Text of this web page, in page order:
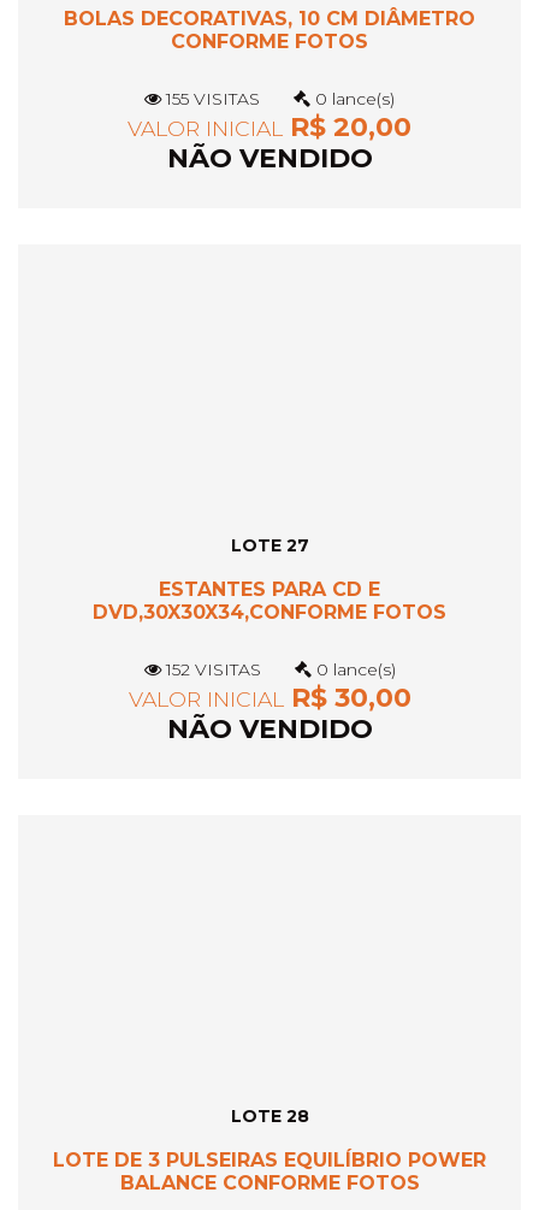
BOLAS DECORATIVAS, 10 CM DIÂMETRO
CONFORME FOTOS
155 VISITAS 0 lance(s)
VALOR INICIAL
R$ 20,00
NÃO VENDIDO
LOTE 27
ESTANTES PARA CD E
DVD,30X30X34,CONFORME FOTOS
152 VISITAS 0 lance(s)
VALOR INICIAL R$ 30,00
NÃO VENDIDO
LOTE 28
LOTE DE 3 PULSEIRAS EQUILÍBRIO POWER
BALANCE CONFORME FOTOS